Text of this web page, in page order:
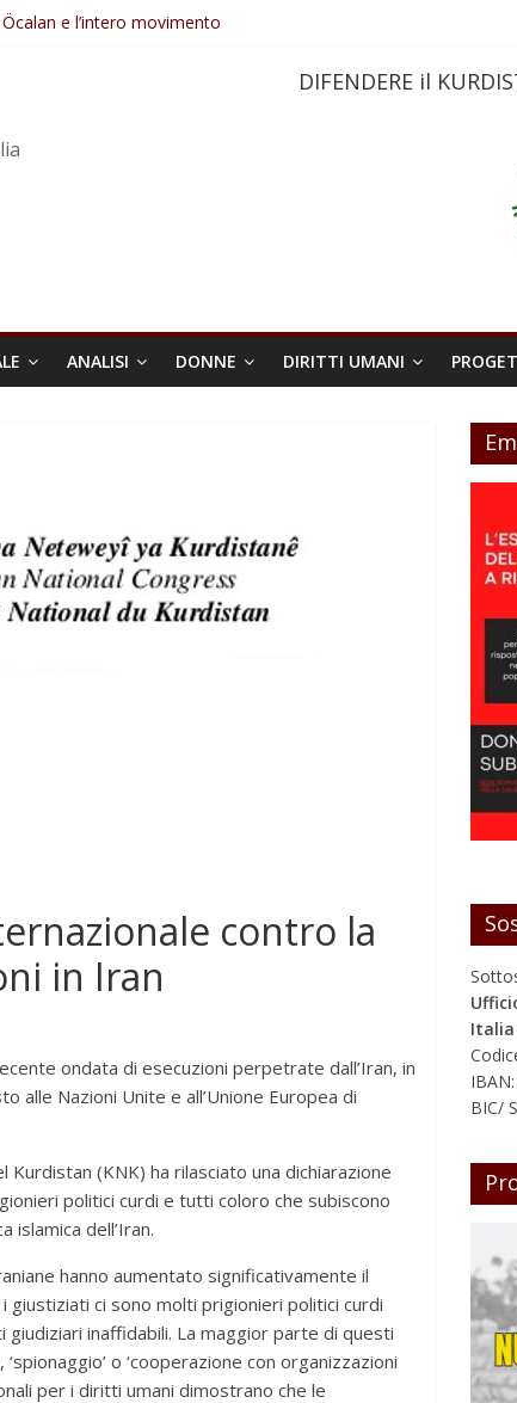
e l’intero movimento
l’attuazione della legge
dell’Iran
in legge positiva
DIFENDERE il
ANALISI DONNE DIRITTI UMANI
contro la
in Iran
ondata di esecuzioni perpetrate dall’Iran, in
alle Nazioni Unite e all’Unione Europea di
(KNK) ha rilasciato una dichiarazione
politici curdi e tutti coloro che subiscono
islamica dell’Iran.
hanno aumentato significativamente il
giustiziati ci sono molti prigionieri politici curdi
inaffidabili. La maggior parte di questi
o ‘cooperazione con organizzazioni
per i diritti umani dimostrano che le
Italia
IBAN:
BIC/